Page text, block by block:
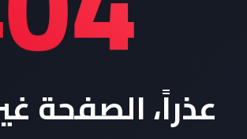
عذراً، الصفحة